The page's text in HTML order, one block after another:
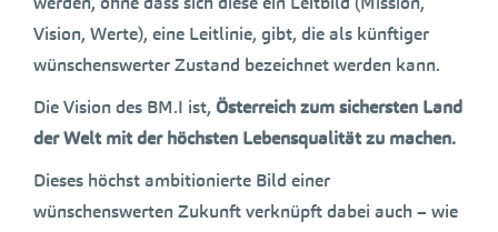
Vision, Werte), eine Leitlinie, gibt, die als künftiger
wünschenswerter Zustand bezeichnet werden kann.
Die Vision des BM.I ist, Österreich zum sichersten Land
der Welt mit der höchsten Lebensqualität zu machen.
Dieses höchst ambitionierte Bild einer
wünschenswerten Zukunft verknüpft dabei auch – wie